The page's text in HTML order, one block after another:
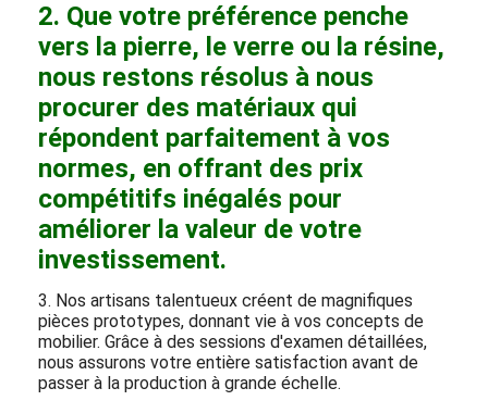
2. Que votre préférence penche
vers la pierre, le verre ou la résine,
nous restons résolus à nous
procurer des matériaux qui
répondent parfaitement à vos
normes, en offrant des prix
compétitifs inégalés pour
améliorer la valeur de votre
investissement.
3. Nos artisans talentueux créent de magnifiques
pièces prototypes, donnant vie à vos concepts de
mobilier. Grâce à des sessions d'examen détaillées,
nous assurons votre entière satisfaction avant de
passer à la production à grande échelle.